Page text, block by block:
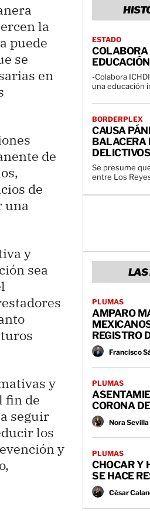
la
puede
se
en
de
de
una
y
sea
y
fin de
seguir
los
y
ESTADO
COLABORA
-Colabora
una educación
BORDERPLEX
CAUSA
BALACERA
DELICTIVOS
Se presume
entre Los
LAS
PLUMAS
AMPARO
REGISTRO
Francisco
PLUMAS
CORONA
Nora Sevilla
PLUMAS
CHOCAR Y
SE HACE
César